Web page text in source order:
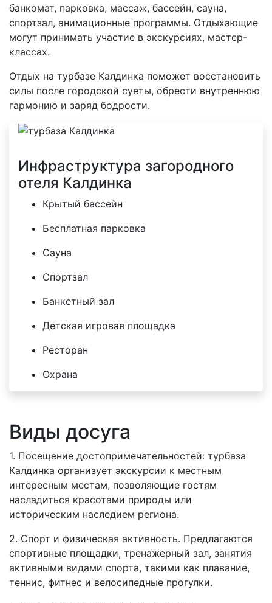
банкомат, парковка, массаж, бассейн, сауна,
спортзал, анимационные программы. Отдыхающие
могут принимать участие в экскурсиях, мастер-
классах.
Отдых на турбазе Калдинка поможет восстановить
силы после городской суеты, обрести внутреннюю
гармонию и заряд бодрости.
Инфраструктура загородного
отеля Калдинка
Крытый бассейн
Бесплатная парковка
Сауна
Спортзал
Банкетный зал
Детская игровая площадка
Ресторан
Охрана
Виды досуга
1. Посещение достопримечательностей: турбаза
Калдинка организует экскурсии к местным
интересным местам, позволяющие гостям
насладиться красотами природы или
историческим наследием региона.
2. Спорт и физическая активность. Предлагаются
спортивные площадки, тренажерный зал, занятия
активными видами спорта, такими как плавание,
теннис, фитнес и велосипедные прогулки.